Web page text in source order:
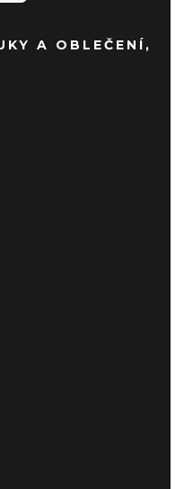
A OBLEČENÍ,